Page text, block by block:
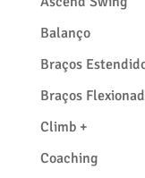
Balanço
Braços
Braços
Climb +
Coaching